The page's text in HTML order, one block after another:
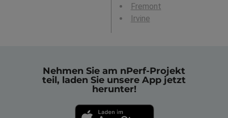
Fremont
Irvine
Nehmen Sie am nPerf-Projekt
teil, laden Sie unsere App jetzt
herunter!